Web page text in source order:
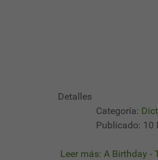
Detalles
Categoría:
Publicado: 10
Leer más: A Birthday -